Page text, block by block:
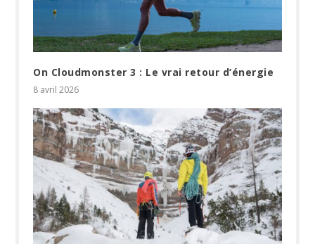
On Cloudmonster 3 : Le vrai retour d’énergie
8 avril 2026